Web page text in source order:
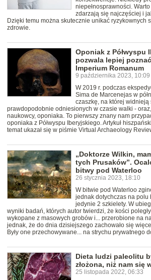
niepełnosprawności.
zdarzają się najczęściej i
Dzięki temu można skutecznie unikać ryzykownych
zdrowie.
Oponiak z Półwyspu
pozwala lepiej
Imperium Romanum
9 października 2023, 10:09
W 2019 r. podczas
Sima de Marcenejas w
czaszkę, na której widnieją
prawdopodobnie odniesionych w czasie walki -
naukowcy, oponiaka. To pierwszy znany nam
oponiaka z Półwyspu Iberyjskiego. Artykuł
temat ukazał się w piśmie Virtual Archaeology
„Doktorze Wilkin,
tych Prusaków”.
bitwy pod Waterloo
26 stycznia 2023, 18:10
W bitwie pod Waterloo
jednak dotychczas na polu
jedynie 2 szkielety. W
wyniki badań, których autor twierdzi, że kości
wykopane z masowych grobów i... przerobione na
jednak, że do dnia dzisiejszego zachowało się
Były one przechowywane... na strychu prywatnego
Dieta ludzi paleolitu
złożona, niż nam się
25 listopada 2022, 06:33